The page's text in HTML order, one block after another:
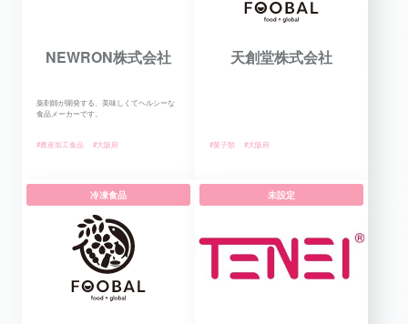
NEWRON株式会社
薬剤師が開発する、美味しくてヘルシーな
食品メーカーです。
#農産加工食品 #大阪府
天創堂株式会社
#菓子類 #大阪府
冷凍食品 未設定